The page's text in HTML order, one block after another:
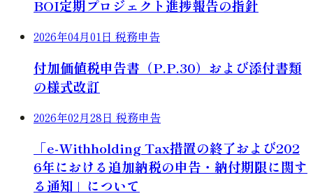
BOI定期プロジェクト進捗報告の指針
2026年04月01日 税務申告
付加価値税申告書（P.P.30）および添付書類
の様式改訂
2026年02月28日 税務申告
「e-Withholding Tax措置の終了および202
6年における追加納税の申告・納付期限に関す
る通知」について